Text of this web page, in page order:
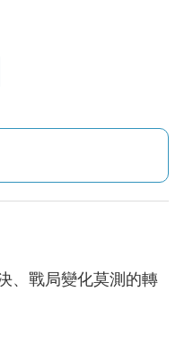
、戰局變化莫測的轉